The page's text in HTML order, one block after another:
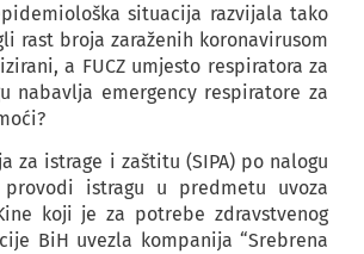
situacija razvijala tako
rast broja zaraženih koronavirusom
a FUCZ umjesto respiratora za
nabavlja emergency respiratore za
za istrage i zaštitu (SIPA) po nalogu
provodi istragu u predmetu uvoza
koji je za potrebe zdravstvenog
BiH uvezla kompanija “Srebrena